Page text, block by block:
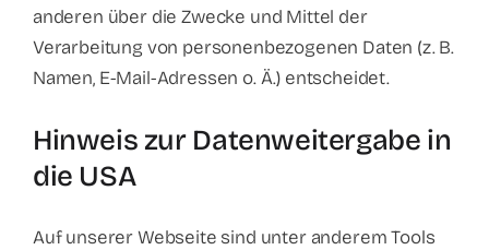
anderen über die Zwecke und Mittel der
Verarbeitung von personenbezogenen Daten (z. B.
Namen, E-Mail-Adressen o. Ä.) entscheidet.
Hinweis zur Datenweitergabe in
die USA
Auf unserer Webseite sind unter anderem Tools